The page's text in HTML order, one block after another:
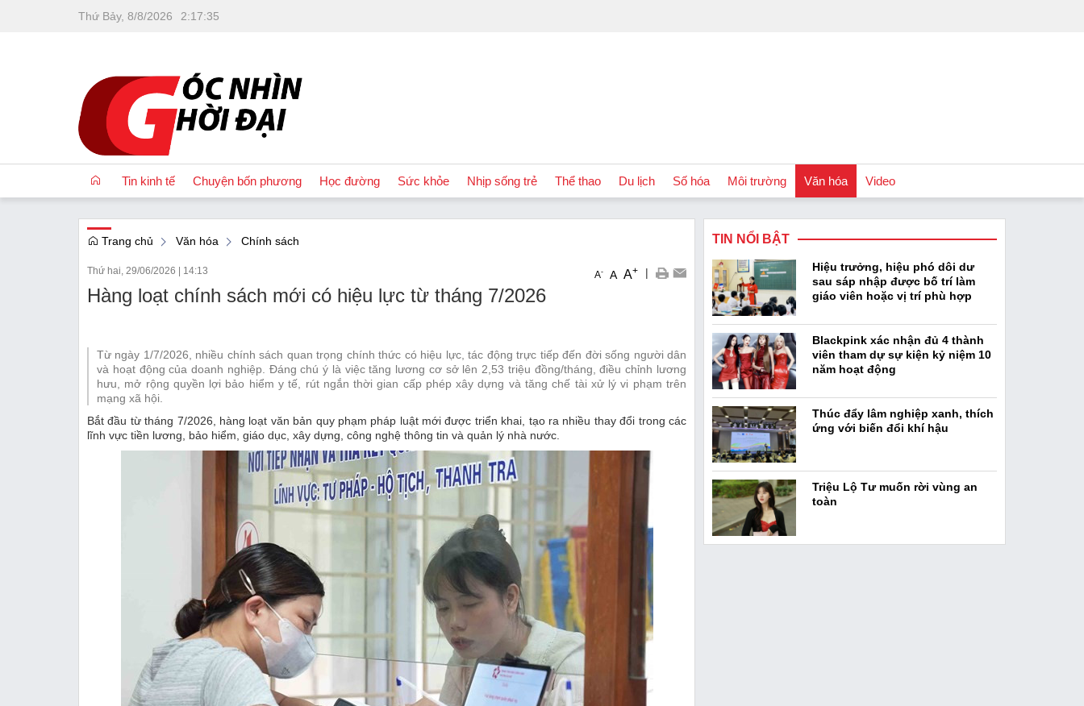
Thứ Bảy, 8/8/2026 2:17:36
Tin kinh tế
OCOP
Quốc tế
Tài chính
Thị trường
Emagazine
Chuyện bốn phương Học đường Sức khỏe Nhịp sống trẻ Thể thao Du lịch Số hóa Môi trường Văn hóa
Podcast
Video
Trang chủ Văn hóa Chính sách
Thứ hai, 29/06/2026 | 14:13 A- A A+ |
Hàng loạt chính sách mới có hiệu lực từ tháng 7/2026
Từ ngày 1/7/2026, nhiều chính sách quan trọng chính thức có hiệu lực, tác động trực tiếp đến đời sống người dân
và hoạt động của doanh nghiệp. Đáng chú ý là việc tăng lương cơ sở lên 2,53 triệu đồng/tháng, điều chỉnh lương
hưu, mở rộng quyền lợi bảo hiểm y tế, rút ngắn thời gian cấp phép xây dựng và tăng chế tài xử lý vi phạm trên
mạng xã hội.
Bắt đầu từ tháng 7/2026, hàng loạt văn bản quy phạm pháp luật mới được triển khai, tạo ra nhiều thay đổi trong các
lĩnh vực tiền lương, bảo hiểm, giáo dục, xây dựng, công nghệ thông tin và quản lý nhà nước.
TIN NỔI BẬT
Hiệu trưởng, hiệu phó dôi dư
sau sáp nhập được bố trí làm
giáo viên hoặc vị trí phù hợp
Blackpink xác nhận đủ 4 thành
viên tham dự sự kiện kỷ niệm 10
năm hoạt động
Thúc đẩy lâm nghiệp xanh, thích
ứng với biến đổi khí hậu
Triệu Lộ Tư muốn rời vùng an
toàn